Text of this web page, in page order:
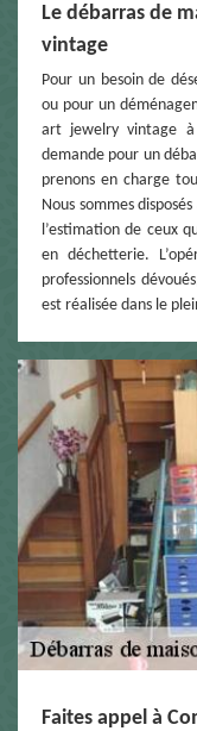
Le débarras de
vintage
Pour un besoin de
ou pour un
art jewelry vintage à
demande pour un
prenons en charge
Nous sommes
l’estimation de ceux
en déchetterie.
professionnels
est réalisée dans le
Faites appel à